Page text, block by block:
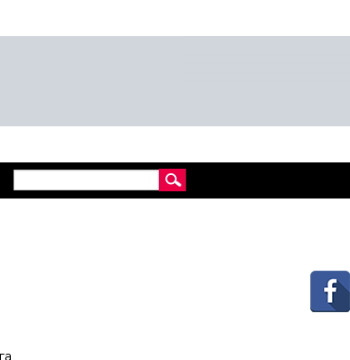
Пошукова